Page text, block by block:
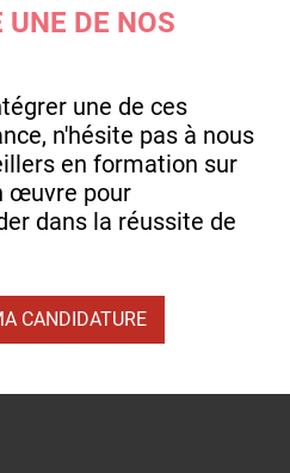
UNE DE NOS
une de ces
n'hésite pas à nous
en formation sur
œuvre pour
dans la réussite de
CANDIDATURE